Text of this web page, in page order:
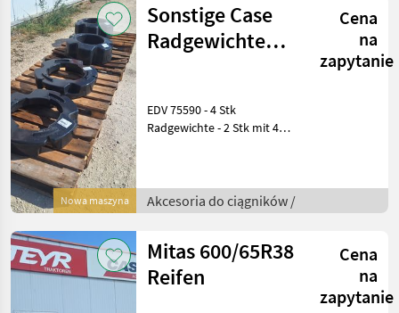
Nowa maszyna
Sonstige Case
Radgewichte
Cena
na
zapytanie
EDV 75590 - 4 Stk
Radgewichte - 2 Stk mit 454
Verkaufsteam der Fa. Agxor
zeigt Ihnen da
Akcesoria do ciągników /
Mitas 600/65R38
Reifen
Cena
na
zapytanie